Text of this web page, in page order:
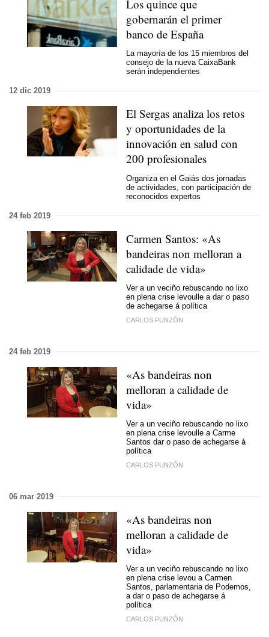
Los quince que
gobernarán el primer
banco de España
La mayoría de los 15 miembros del
consejo de la nueva CaixaBank
serán independientes
12 dic 2019
El Sergas analiza los retos
y oportunidades de la
innovación en salud con
200 profesionales
Organiza en el Gaiás dos jornadas
de actividades, con participación de
reconocidos expertos
24 feb 2019
Carmen Santos: «As
bandeiras non melloran a
calidade de vida»
Ver a un veciño rebuscando no lixo
en plena crise levoulle a dar o paso
de achegarse á política
CARLOS PUNZÓN
24 feb 2019
«As bandeiras non
melloran a calidade de
vida»
Ver a un veciño rebuscando no lixo
en plena crise levoulle a Carme
Santos dar o paso de achegarse á
política
CARLOS PUNZÓN
06 mar 2019
«As bandeiras non
melloran a calidade de
vida»
Ver a un veciño rebuscando no lixo
en plena crise levou a Carmen
Santos, parlamentaria de Podemos,
a dar o paso de achegarse á
política
CARLOS PUNZÓN